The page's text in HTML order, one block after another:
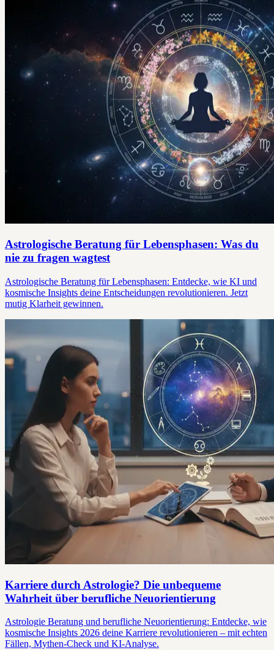
Astrologische Beratung für Lebensphasen: Was du
nie zu fragen wagtest
Astrologische Beratung für Lebensphasen: Entdecke, wie KI und
kosmische Insights deine Entscheidungen revolutionieren. Jetzt
mutig Klarheit gewinnen.
Karriere durch Astrologie? Die unbequeme
Wahrheit über berufliche Neuorientierung
Astrologie Beratung und berufliche Neuorientierung: Entdecke, wie
kosmische Insights 2026 deine Karriere revolutionieren – mit echten
Fällen, Mythen-Check und KI-Analyse.